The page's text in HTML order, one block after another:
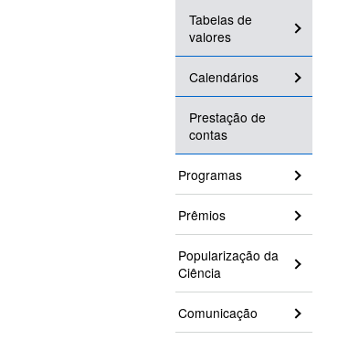
Tabelas de
valores
Calendários
Prestação de
contas
Programas
Prêmios
Popularização da
Ciência
Comunicação